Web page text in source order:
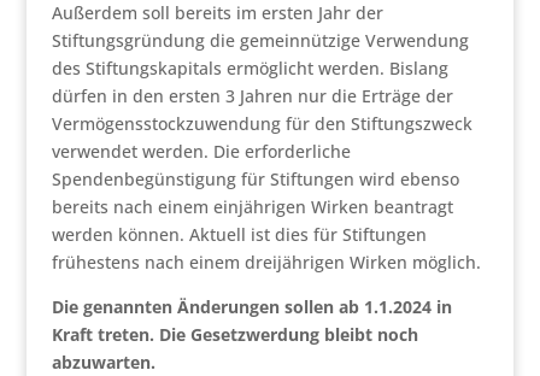
Außerdem soll bereits im ersten Jahr der
Stiftungsgründung die gemeinnützige Verwendung
des Stiftungskapitals ermöglicht werden. Bislang
dürfen in den ersten 3 Jahren nur die Erträge der
Vermögensstockzuwendung für den Stiftungszweck
verwendet werden. Die erforderliche
Spendenbegünstigung für Stiftungen wird ebenso
bereits nach einem einjährigen Wirken beantragt
werden können. Aktuell ist dies für Stiftungen
frühestens nach einem dreijährigen Wirken möglich.
Die genannten Änderungen sollen ab 1.1.2024 in
Kraft treten. Die Gesetzwerdung bleibt noch
abzuwarten.